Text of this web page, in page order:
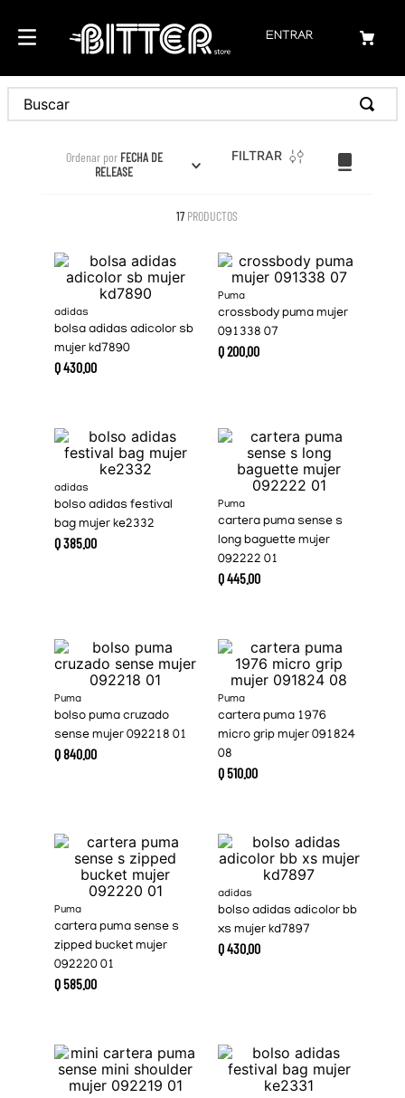
ENTRAR
Buscar
Ordenar por FECHA DE
RELEASE
FILTRAR
17 PRODUCTOS
adidas
bolsa adidas adicolor sb
mujer kd7890
Q430.00
Puma
crossbody puma mujer
091338 07
Q200.00
adidas
bolso adidas festival
bag mujer ke2332
Q385.00
Puma
cartera puma sense s
long baguette mujer
092222 01
Q445.00
Puma
bolso puma cruzado
sense mujer 092218 01
Q840.00
Puma
cartera puma 1976
micro grip mujer 091824
08
Q510.00
Puma
cartera puma sense s
zipped bucket mujer
092220 01
Q585.00
adidas
bolso adidas adicolor bb
xs mujer kd7897
Q430.00